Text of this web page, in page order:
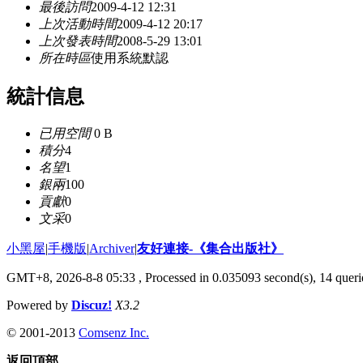
最後訪問2009-4-12 12:31
上次活動時間2009-4-12 20:17
上次發表時間2008-5-29 13:01
所在時區使用系統默認
統計信息
已用空間0 B
積分4
名望1
銀兩100
貢獻0
文采0
小黑屋|手機版|Archiver|友好連接-《集合出版社》
GMT+8, 2026-8-8 05:33 , Processed in 0.035093 second(s), 14
Powered by Discuz! X3.2
© 2001-2013 Comsenz Inc.